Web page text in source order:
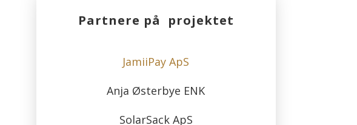
Partnere på projektet
JamiiPay ApS
Anja Østerbye ENK
SolarSack ApS